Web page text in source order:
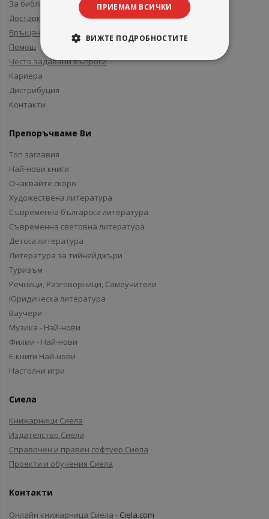
За библиотеки
Доставка
Връщане
Помощ
Често задавани въпроси
Кариера
Дистрибуция
Контакти
Препоръчваме Ви
Топ заглавия
Най-нови книги
Очаквайте скоро
Художествена литература
Съвременна българска литература
Съвременна световна литература
Детска литература
Литература за тийнейджъри
Туризъм
Речници, Разговорници, Самоучители
Юридическа литература
Ваучери
Музика - Най-нови
Филми - Най-нови
Е-книги Най-нови
Настолни игри
Сиела
Книжарници Сиела
Издателство Сиела
Справочен и правен софтуер Сиела
Проекти и обучения Сиела
Контакти
Онлайн книжарница Сиела - Ciela.com
ПРИЕМАМ ВСИЧКИ
ВИЖТЕ ПОДРОБНОСТИТЕ